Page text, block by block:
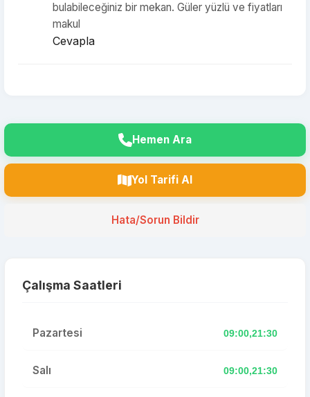
bulabileceğiniz bir mekan. Güler yüzlü ve fiyatları
makul
Cevapla
Hemen Ara
Yol Tarifi Al
Hata/Sorun Bildir
Çalışma Saatleri
Pazartesi 09:00,21:30
Salı 09:00,21:30